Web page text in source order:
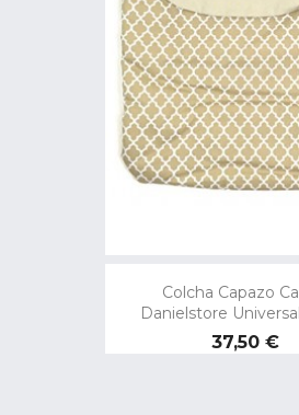
Colcha Capazo
Danielstore
Precio
37,50 €